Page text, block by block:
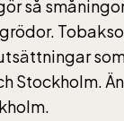
så
Stockholm.